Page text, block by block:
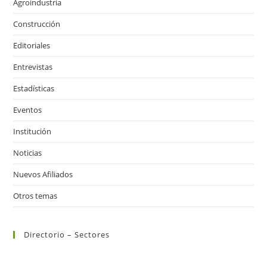
Agroindustria
Construcción
Editoriales
Entrevistas
Estadísticas
Eventos
Institución
Noticias
Nuevos Afiliados
Otros temas
Directorio – Sectores